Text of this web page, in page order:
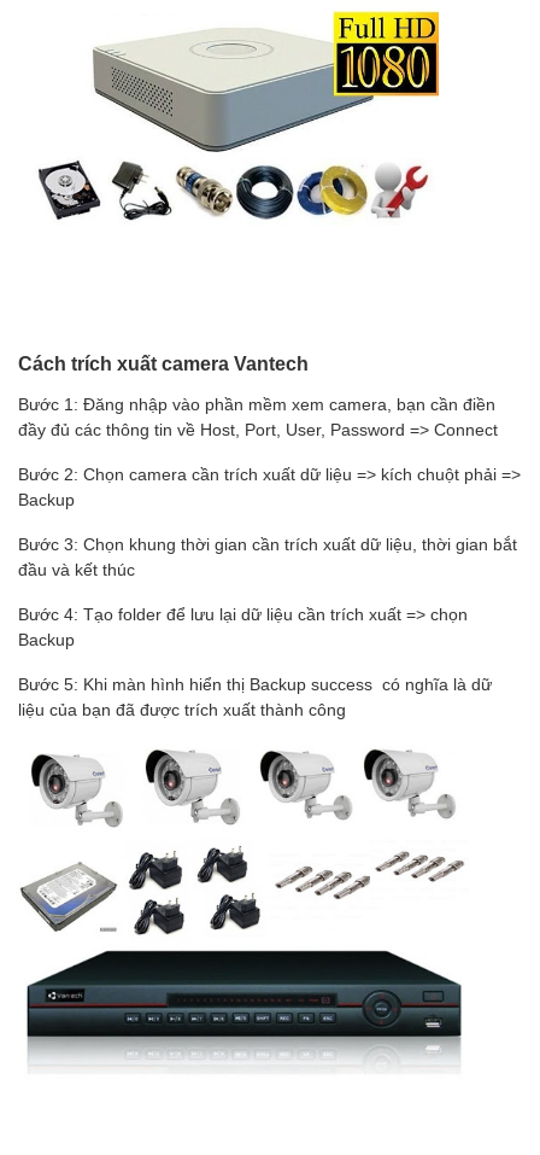
Cách trích xuất camera Vantech
Bước 1: Đăng nhập vào phần mềm xem camera, bạn cần điền
đầy đủ các thông tin về Host, Port, User, Password => Connect
Bước 2: Chọn camera cần trích xuất dữ liệu => kích chuột phải =>
Backup
Bước 3: Chọn khung thời gian cần trích xuất dữ liệu, thời gian bắt
đầu và kết thúc
Bước 4: Tạo folder để lưu lại dữ liệu cần trích xuất => chọn
Backup
Bước 5: Khi màn hình hiển thị Backup success có nghĩa là dữ
liệu của bạn đã được trích xuất thành công